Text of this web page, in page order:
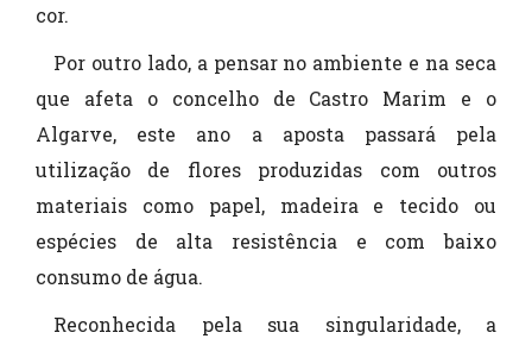
cor.
Por outro lado, a pensar no ambiente e na seca
que afeta o concelho de Castro Marim e o
Algarve, este ano a aposta passará pela
utilização de flores produzidas com outros
materiais como papel, madeira e tecido ou
espécies de alta resistência e com baixo
consumo de água.
Reconhecida pela sua singularidade, a